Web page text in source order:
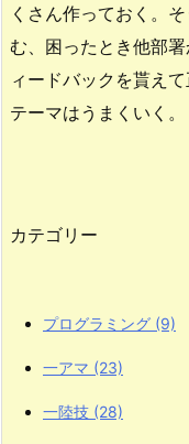
くさん作っておく。
む、困ったとき他部
ィードバックを貰え
テーマはうまくいく。
カテゴリー
プログラミング (9)
一アマ (23)
一陸技 (28)